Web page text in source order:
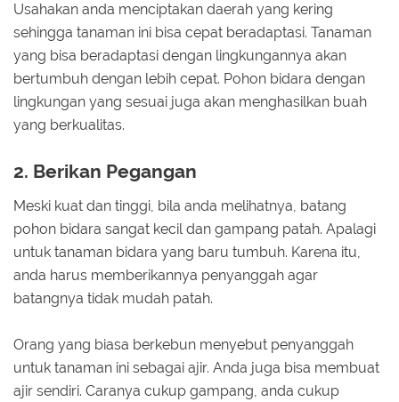
Usahakan anda menciptakan daerah yang kering
sehingga tanaman ini bisa cepat beradaptasi. Tanaman
yang bisa beradaptasi dengan lingkungannya akan
bertumbuh dengan lebih cepat. Pohon bidara dengan
lingkungan yang sesuai juga akan menghasilkan buah
yang berkualitas.
2. Berikan Pegangan
Meski kuat dan tinggi, bila anda melihatnya, batang
pohon bidara sangat kecil dan gampang patah. Apalagi
untuk tanaman bidara yang baru tumbuh. Karena itu,
anda harus memberikannya penyanggah agar
batangnya tidak mudah patah.
Orang yang biasa berkebun menyebut penyanggah
untuk tanaman ini sebagai ajir. Anda juga bisa membuat
ajir sendiri. Caranya cukup gampang, anda cukup